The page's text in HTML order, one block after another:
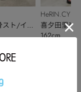
スト/イエ
HeRIN.CYE
喜夕田里奈
ベ秋】
162cm
る商品